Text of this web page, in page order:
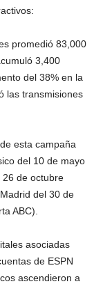
promedió 83,000
3,400
del 38% en la
las transmisiones
esta campaña
del 10 de mayo
26 de octubre
del 30 de
ABC).
asociadas
de ESPN
ascendieron a